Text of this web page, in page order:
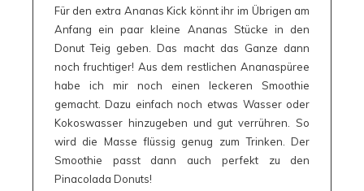
Für den extra Ananas Kick könnt ihr im Übrigen am
Anfang ein paar kleine Ananas Stücke in den
Donut Teig geben. Das macht das Ganze dann
noch fruchtiger! Aus dem restlichen Ananaspüree
habe ich mir noch einen leckeren Smoothie
gemacht. Dazu einfach noch etwas Wasser oder
Kokoswasser hinzugeben und gut verrühren. So
wird die Masse flüssig genug zum Trinken. Der
Smoothie passt dann auch perfekt zu den
Pinacolada Donuts!